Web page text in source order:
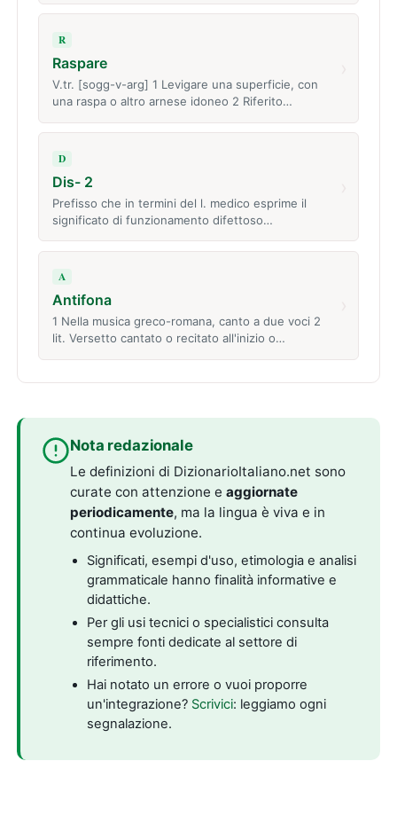
R
Raspare
V.tr. [sogg-v-arg] 1 Levigare una superficie, con
una raspa o altro arnese idoneo 2 Riferito…
D
Dis- 2
Prefisso che in termini del l. medico esprime il
significato di funzionamento difettoso…
A
Antifona
1 Nella musica greco-romana, canto a due voci 2
lit. Versetto cantato o recitato all'inizio o…
Nota redazionale
Le definizioni di DizionarioItaliano.net sono
curate con attenzione eaggiornate
periodicamente, ma la lingua è viva e in
continua evoluzione.
Significati, esempi d'uso, etimologia e analisi
grammaticale hanno finalità informative e
didattiche.
Per gli usi tecnici o specialistici consulta
sempre fonti dedicate al settore di
riferimento.
Hai notato un errore o vuoi proporre
un'integrazione? Scrivici: leggiamo ogni
segnalazione.